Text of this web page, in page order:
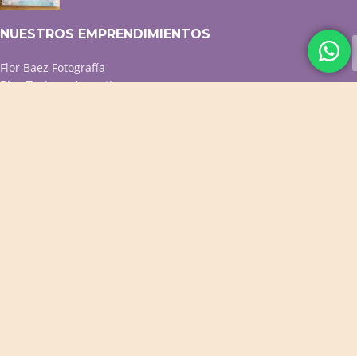
NUESTROS EMPRENDIMIENTOS
Flor Baez Fotografía
Blog Turismo Argentina